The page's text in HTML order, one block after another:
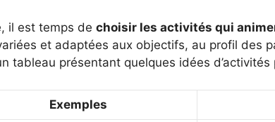
il est temps de choisir les activités qui
et adaptées aux objectifs, au profil des
tableau présentant quelques idées d’activités
Exemples